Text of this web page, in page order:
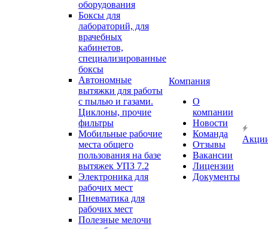
оборудования
Боксы для
лабораторий, для
врачебных
кабинетов,
специализированные
боксы
Автономные
вытяжки для работы
с пылью и газами.
Циклоны, прочие
фильтры
Мобильные рабочие
места общего
пользования на базе
вытяжек УПЗ 7.2
Электроника для
рабочих мест
Пневматика для
рабочих мест
Полезные мелочи
Компания
О
компании
Новости
Команда
Отзывы
Вакансии
Лицензии
Документы